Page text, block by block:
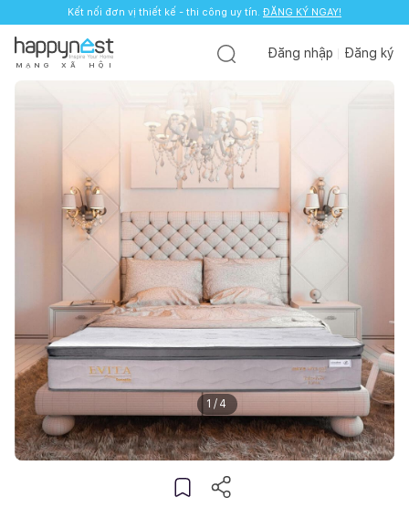
Kết nối đơn vị thiết kế - thi công uy tín. ĐĂNG KÝ NGAY!
M Ạ N G X Ã H Ộ I
Đăng nhập Đăng ký
1 / 4